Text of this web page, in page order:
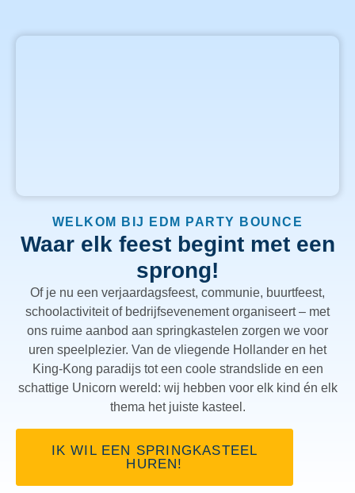
WELKOM BIJ EDM PARTY BOUNCE
Waar elk feest begint met een
sprong!
Of je nu een verjaardagsfeest, communie, buurtfeest,
schoolactiviteit of bedrijfsevenement organiseert – met
ons ruime aanbod aan springkastelen zorgen we voor
uren speelplezier. Van de vliegende Hollander en het
King-Kong paradijs tot een coole strandslide en een
schattige Unicorn wereld: wij hebben voor elk kind én elk
thema het juiste kasteel.
IK WIL EEN SPRINGKASTEEL
HUREN!